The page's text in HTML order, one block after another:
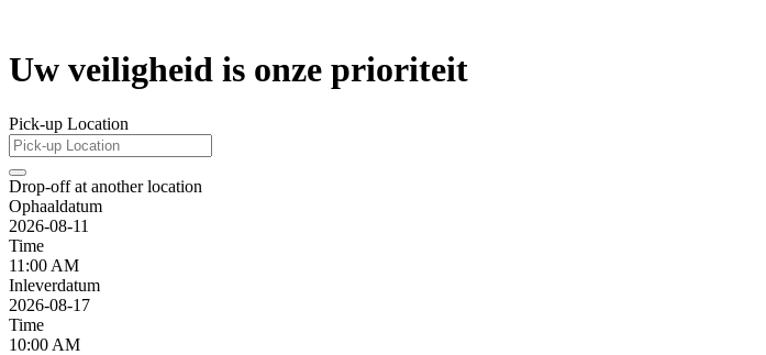
Uw veiligheid is onze prioriteit
Pick-up Location
Drop-off at another location
Ophaaldatum
2026-08-11
Time
11:00 AM
Inleverdatum
2026-08-17
Time
10:00 AM